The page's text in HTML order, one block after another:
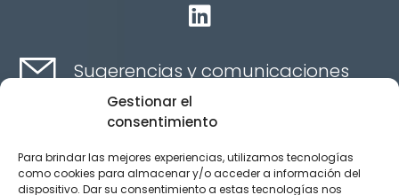
Gestionar el
consentimiento
Para brindar las mejores experiencias, utilizamos tecnologías
como cookies para almacenar y/o acceder a información del
dispositivo. Dar su consentimiento a estas tecnologías nos

Sugerencias y comunicaciones